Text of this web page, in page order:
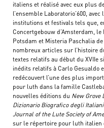
italiens et réalisé avec eux plus
l’ensemble Laboratorio’600,
institutions et festivals tels que,
Concertgebouw d’Amsterdam,
Potsdam et Misteria Paschalia
nombreux articles sur l’histoire
textes relatifs au début du XVIIe
inédits relatifs à Carlo Gesualdo
redécouvert l’une des plus
pour luth dans la famille
nouvelles éditions du New Grove
Dizionario Biografico degli Italiani
Journal of the Lute Society of
sur le répertoire pour luth italien